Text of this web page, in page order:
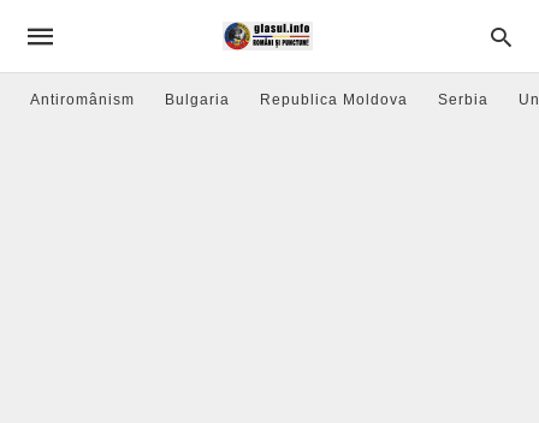
Antiromânism Bulgaria Republica Moldova Serbia